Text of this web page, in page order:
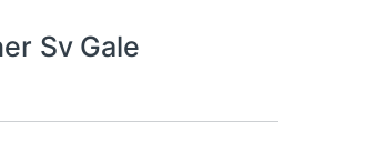
Sv Gale